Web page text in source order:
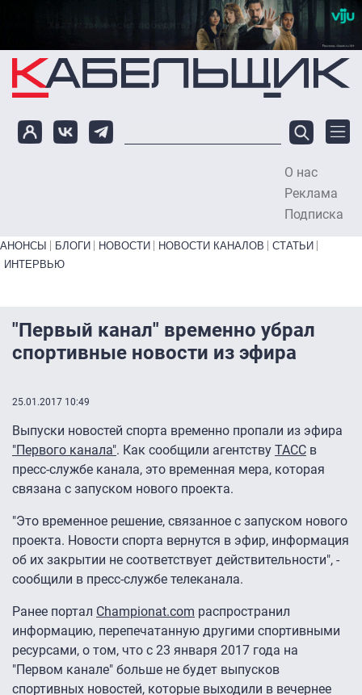
Перейти к основному содержанию
О нас
Реклама
Подписка
Primary links bottom
АНОНСЫ БЛОГИ НОВОСТИ НОВОСТИ КАНАЛОВ
СТАТЬИ
ИНТЕРВЬЮ
"Первый канал" временно убрал
спортивные новости из эфира
25.01.2017 10:49
Выпуски новостей спорта временно пропали из эфира
"Первого канала". Как сообщили агентству ТАСС в
пресс-службе канала, это временная мера, которая
связана с запуском нового проекта.
"Это временное решение, связанное с запуском нового
проекта. Новости спорта вернутся в эфир, информация
об их закрытии не соответствует действительности", -
сообщили в пресс-службе телеканала.
Ранее портал Championat.com распространил
информацию, перепечатанную другими спортивными
ресурсами, о том, что с 23 января 2017 года на
"Первом канале" больше не будет выпусков
спортивных новостей, которые выходили в вечернее